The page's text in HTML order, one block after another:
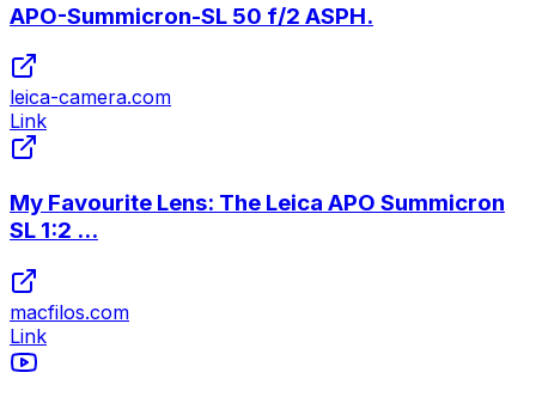
APO-Summicron-SL 50 f/2 ASPH.
leica-camera.com
Link
My Favourite Lens: The Leica APO Summicron
SL 1:2 ...
macfilos.com
Link